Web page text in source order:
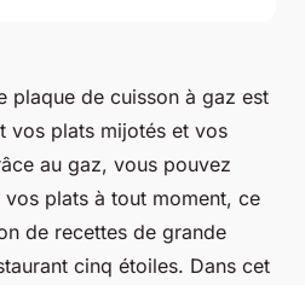
plaque de cuisson à gaz est
vos plats mijotés et vos
au gaz, vous pouvez
plats à tout moment, ce
de recettes de grande
cinq étoiles. Dans cet